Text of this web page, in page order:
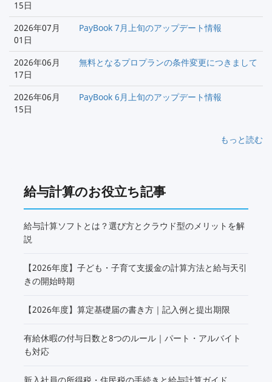
15日
2026年07月
01日
PayBook 7月上旬のアップデート情報
2026年06月
17日
無料となるプロプランの条件変更につきまして
2026年06月
15日
PayBook 6月上旬のアップデート情報
もっと読む
給与計算のお役立ち記事
給与計算ソフトとは？選び方とクラウド型のメリットを解
説
【2026年度】子ども・子育て支援金の計算方法と給与天引
きの開始時期
【2026年度】算定基礎届の書き方｜記入例と提出期限
有給休暇の付与日数と8つのルール｜パート・アルバイト
も対応